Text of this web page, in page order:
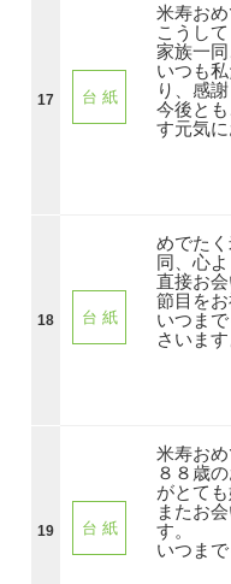
17 台 紙
米寿おめ
こうし
家族一同
いつも
り、感
今後と
す元気に
18 台 紙
めでた
同、心
直接お
節目をお
いつま
さいま
19 台 紙
米寿おめ
８８歳
がとて
またお
す。
いつま